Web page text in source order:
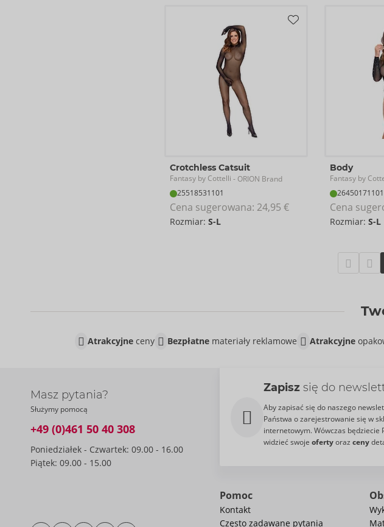
Crotchless Catsuit
Fantasy by Cottelli - ORION Brand
25518531101
Cena sugerowana: 24,95 €
Rozmiar: S-L
Body
Fantasy by
26450171101
Cena
Rozmiar: S-L
Atrakcyjneceny Bezpłatnemateriały reklamowe Atrakcyjne
Masz pytania?
Służymy pomocą
+49 (0)461 50 40 308
Poniedziałek - Czwartek: 09.00 - 16.00
Piątek: 09.00 - 15.00
Zapisz się do
Aby zapisać się do naszego
Państwa o zarejestrowanie się w
internetowym. Wówczas będziecie
widzieć swoje ofertyoraz ceny
Pomoc
Kontakt
Często zadawane pytania